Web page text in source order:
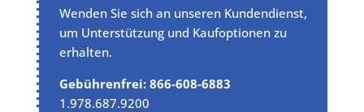
Wenden Sie sich an unseren Kundendienst,
um Unterstützung und Kaufoptionen zu
erhalten.
Gebührenfrei: 866-608-6883
1.978.687.9200